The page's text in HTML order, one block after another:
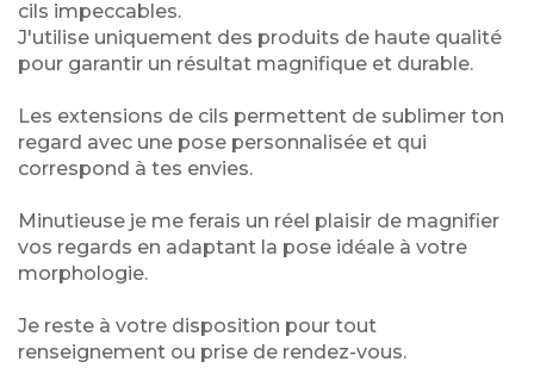
cils impeccables.
J'utilise uniquement des produits de haute qualité
pour garantir un résultat magnifique et durable.
Les extensions de cils permettent de sublimer ton
regard avec une pose personnalisée et qui
correspond à tes envies.
Minutieuse je me ferais un réel plaisir de magnifier
vos regards en adaptant la pose idéale à votre
morphologie.
Je reste à votre disposition pour tout
renseignement ou prise de rendez-vous.